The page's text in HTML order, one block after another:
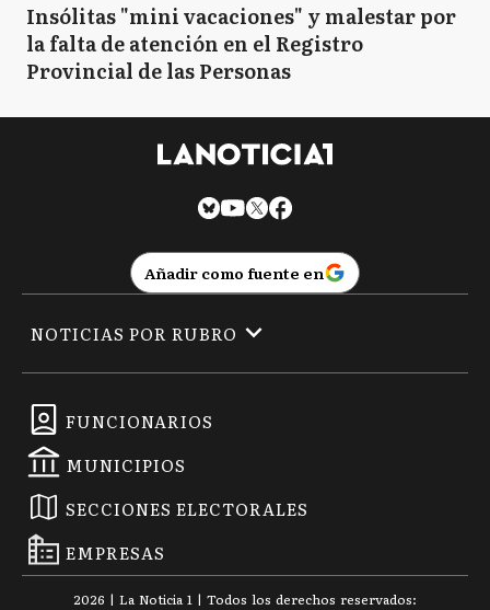
Insólitas "mini vacaciones" y malestar por
la falta de atención en el Registro
Provincial de las Personas
Añadir como fuente en
FUNCIONARIOS
MUNICIPIOS
SECCIONES ELECTORALES
EMPRESAS
NOTICIAS POR RUBRO
2026 | La Noticia 1 | Todos los derechos reservados: